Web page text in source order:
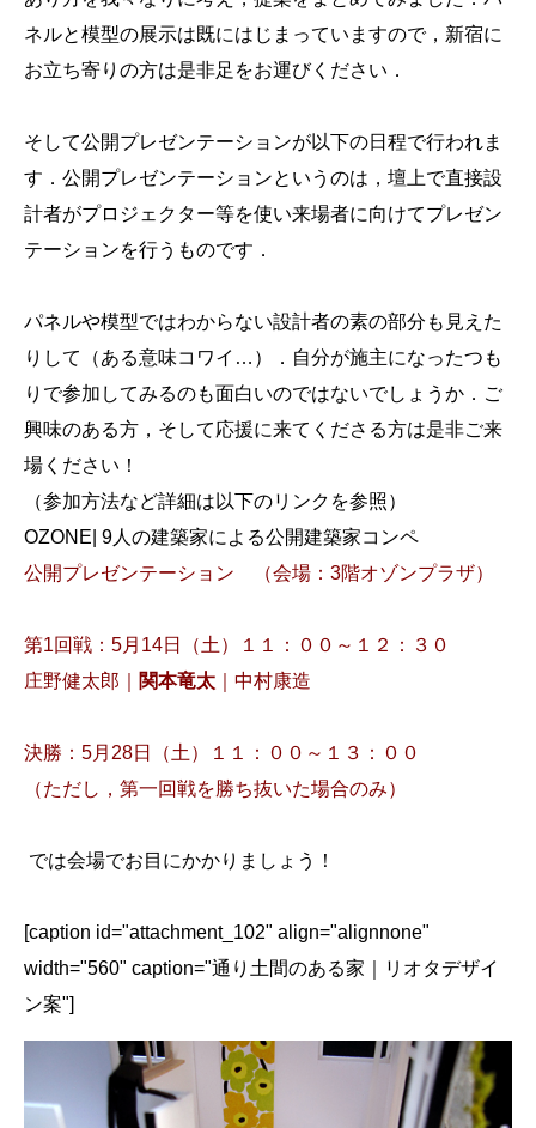
ネルと模型の展示は既にはじまっていますので，新宿に
お立ち寄りの方は是非足をお運びください．
そして公開プレゼンテーションが以下の日程で行われま
す．公開プレゼンテーションというのは，壇上で直接設
計者がプロジェクター等を使い来場者に向けてプレゼン
テーションを行うものです．
パネルや模型ではわからない設計者の素の部分も見えた
りして（ある意味コワイ…）．自分が施主になったつも
りで参加してみるのも面白いのではないでしょうか．ご
興味のある方，そして応援に来てくださる方は是非ご来
場ください！
（参加方法など詳細は以下のリンクを参照）
OZONE| 9人の建築家による公開建築家コンペ
公開プレゼンテーション （会場：3階オゾンプラザ）
第1回戦：5月14日（土）１１：００～１２：３０
庄野健太郎｜
関本竜太 ｜中村康造
決勝：5月28日（土）１１：００～１３：００
（ただし，第一回戦を勝ち抜いた場合のみ）
では会場でお目にかかりましょう！
[caption id="attachment_102" align="alignnone"
width="560" caption="通り土間のある家｜リオタデザイ
ン案"]